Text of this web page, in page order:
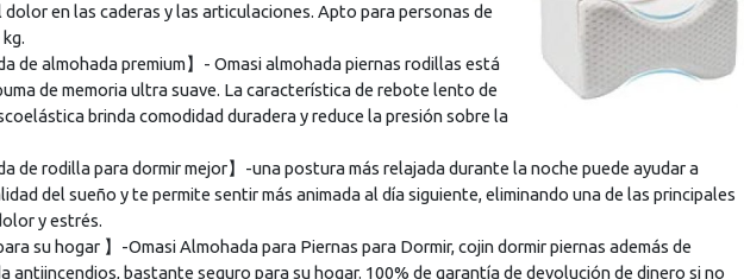
dolor en las caderas y las articulaciones. Apto para personas de
de almohada premium】- Omasi almohada piernas rodillas está
de memoria ultra suave. La característica de rebote lento de
brinda comodidad duradera y reduce la presión sobre la
de rodilla para dormir mejor】-una postura más relajada durante la noche puede ayudar a
del sueño y te permite sentir más animada al día siguiente, eliminando una de las principales
y estrés.
su hogar 】-Omasi Almohada para Piernas para Dormir, cojin dormir piernas además de
antiincendios, bastante seguro para su hogar. 100% de garantía de devolución de dinero si no